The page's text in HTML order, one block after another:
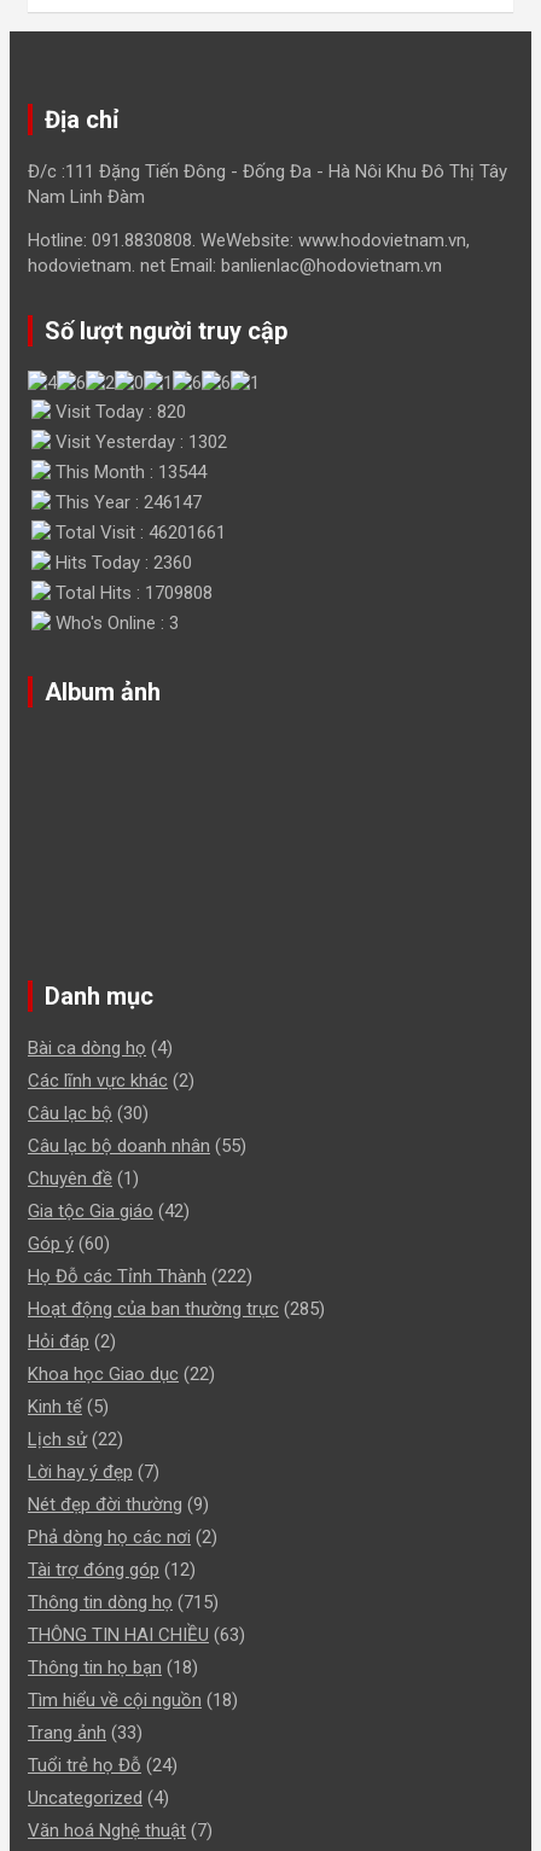
Địa chỉ
Đ/c :111 Đặng Tiến Đông - Đống Đa - Hà Nôi Khu Đô Thị Tây
Nam Linh Đàm
Hotline: 091.8830808. WeWebsite: www.hodovietnam.vn,
hodovietnam. net Email: banlienlac@hodovietnam.vn
Số lượt người truy cập
Visit Today : 820
Visit Yesterday : 1302
This Month : 13544
This Year : 246147
Total Visit : 46201661
Hits Today : 2360
Total Hits : 1709808
Who's Online : 3
Album ảnh
Danh mục
Bài ca dòng họ (4)
Các lĩnh vực khác (2)
Câu lạc bộ (30)
Câu lạc bộ doanh nhân (55)
Chuyên đề (1)
Gia tộc Gia giáo (42)
Góp ý (60)
Họ Đỗ các Tỉnh Thành (222)
Hoạt động của ban thường trực (285)
Hỏi đáp (2)
Khoa học Giao dục (22)
Kinh tế(5)
Lịch sử(22)
Lời hay ý đẹp (7)
Nét đẹp đời thường (9)
Phả dòng họ các nơi (2)
Tài trợ đóng góp (12)
Thông tin dòng họ (715)
THÔNG TIN HAI CHIỀU (63)
Thông tin họ bạn (18)
Tìm hiểu về cội nguồn (18)
Trang ảnh (33)
Tuổi trẻ họ Đỗ (24)
Uncategorized (4)
Văn hoá Nghệ thuật (7)